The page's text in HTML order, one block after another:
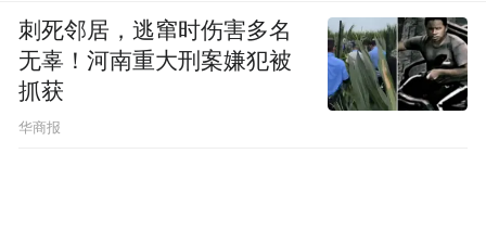
刺死邻居，逃窜时伤害多名
无辜！河南重大刑案嫌犯被
抓获
华商报